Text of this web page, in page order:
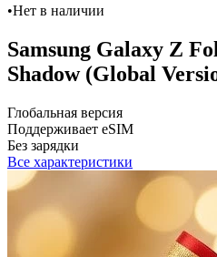
•Нет в наличии
Samsung Galaxy Z
Shadow (Global
Глобальная версия
Поддерживает eSIM
Без зарядки
Все характеристики